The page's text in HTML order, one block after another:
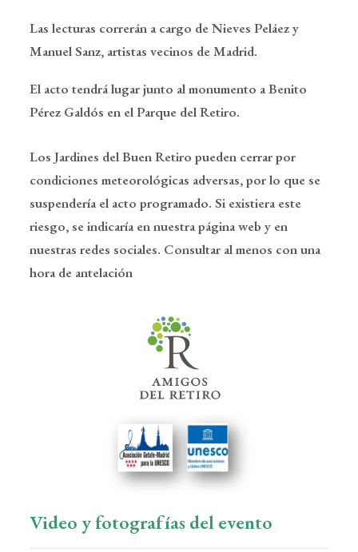
Las lecturas correrán a cargo deNieves Peláezy
Manuel Sanz, artistas vecinos de Madrid.
El acto tendrá lugar junto al monumento aBenito
Pérez Galdós en el Parque del Retiro.
Los Jardines del Buen Retiro pueden cerrar por
condiciones meteorológicas adversas, por lo que se
suspendería el acto programado. Si existiera este
riesgo, se indicaría en nuestra página web y en
nuestras redes sociales. Consultar al menos con una
hora de antelación
Video y fotografías del evento